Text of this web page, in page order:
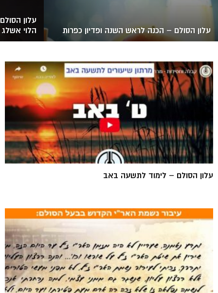
עלון הסולם – הכנה לראש השנה ופדיון כפרות
עלון
הלוי אשלג
עלון הסולם – לימוד לתשעה באב